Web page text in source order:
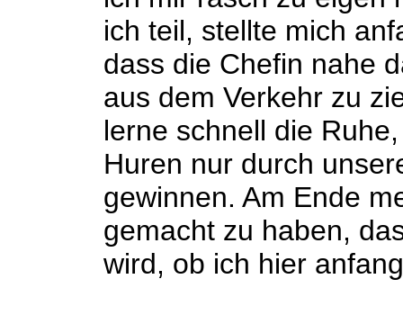
ich teil, stellte mich
dass die Chefin nahe
aus dem Verkehr zu
lerne schnell die
Huren nur durch
gewinnen. Am Ende
gemacht zu haben,
wird, ob ich hier